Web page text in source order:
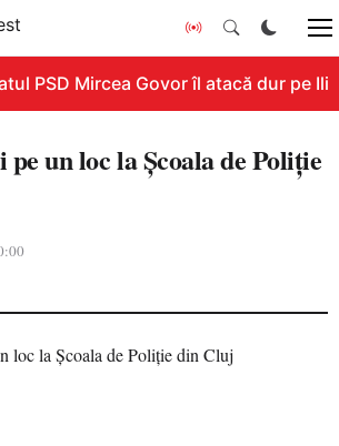
PSD Mircea Govor îl atacă dur pe
un loc la Școala de Poliție